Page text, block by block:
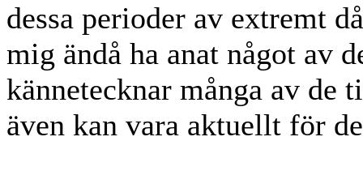
dessa perioder av extremt
mig ändå ha anat något av
kännetecknar många av
även kan vara aktuellt för